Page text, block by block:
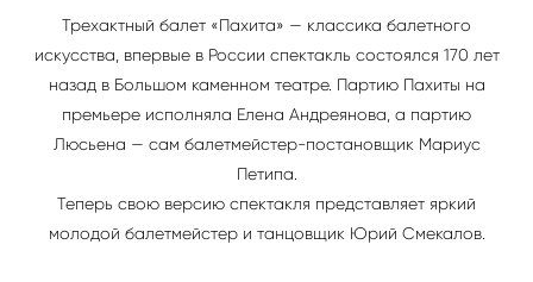
Трехактный балет «Пахита» — классика балетного
искусства, впервые в России спектакль состоялся 170 лет
назад в Большом каменном театре. Партию Пахиты на
премьере исполняла Елена Андреянова, а партию
Люсьена — сам балетмейстер-постановщик Мариус
Петипа.
Теперь свою версию спектакля представляет яркий
молодой балетмейстер и танцовщик Юрий Смекалов.